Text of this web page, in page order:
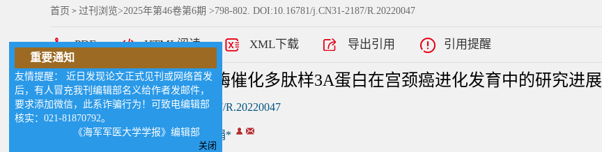
首页 > 过刊浏览>2025年第46卷第6期 >798-802. DOI:10.16781/j.CN31-2187/R.20220047
PDF HTML阅读 XML下载 导出引用 引用提醒
载脂蛋白B mRNA编辑酶催化多肽样3A蛋白在宫颈癌进化发育中的研究进展
DOI: 10.16781/j.CN31-2187/R.20220047
贺海威 徐明娟*
重要通知
友情提醒： 近日发现论文正式见刊或网络首发
后，有人冒充我刊编辑部名义给作者发邮件，
要求添加微信，此系诈骗行为！可致电编辑部
核实：021-81870792。
《海军军医大学学报》编辑部
关闭